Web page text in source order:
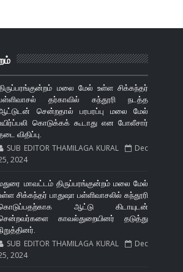
மலை மேல் உள்ள சிக்கந்தர்
தர்காவில் கந்தூரி நடத்த
சென்றதால் பரபரப்பு மலை மேல்
கொடுக்கக் கூடாது என போலீசார்
விதிப்பு.
SUB EDITOR THAMILAGA KURAL
Dec
2024
மாவட்டம் திருப்பரங்குன்றம் மலை மேல்
சிக்கந்தர் பாதுஷா பள்ளிவாசலில் கந்தூரி
ஆட்டு கிடாயுடன்
காவல்துறையினர் தடுத்து
SUB EDITOR THAMILAGA KURAL
Dec
2024